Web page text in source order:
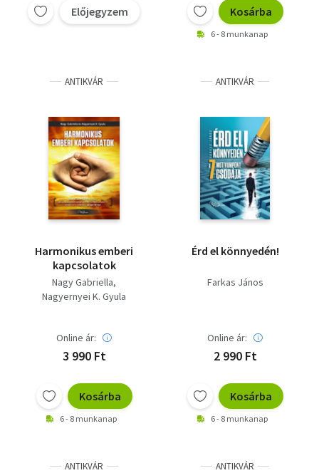
Előjegyzem Kosárba
6 - 8 munkanap
ANTIKVÁR
Harmonikus emberi
kapcsolatok
Nagy Gabriella
Nagyernyei K. Gyula
Online ár:
3 990 Ft
Kosárba
6 - 8 munkanap
ANTIKVÁR
Érd el könnyedén!
Farkas János
Online ár:
2 990 Ft
Kosárba
6 - 8 munkanap
ANTIKVÁR ANTIKVÁR